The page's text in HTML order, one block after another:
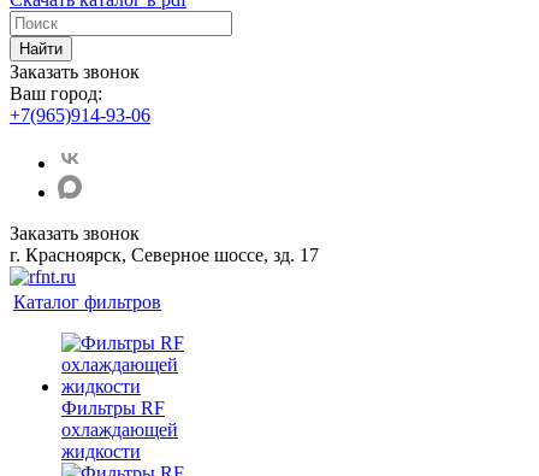
Найти
Заказать звонок
Ваш город:
+7(965)914-93-06
Заказать звонок
г. Красноярск, Северное шоссе, зд. 17
Каталог фильтров
Фильтры RF
охлаждающей
жидкости